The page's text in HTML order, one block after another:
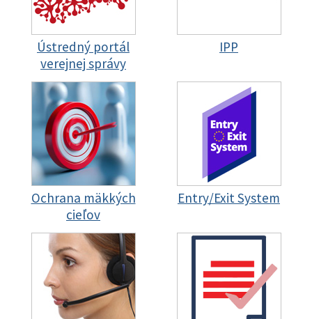
Ústredný portál
verejnej správy
IPP
Ochrana mäkkých
cieľov
Entry/Exit System